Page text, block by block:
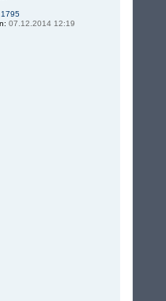
1795
07.12.2014 12:19